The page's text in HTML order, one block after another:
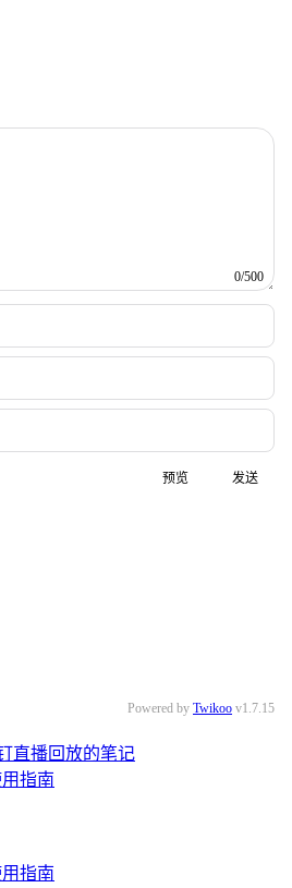
0/500
预览 发送
Powered by Twikoo v1.7.15
直播回放的笔记
指南
指南